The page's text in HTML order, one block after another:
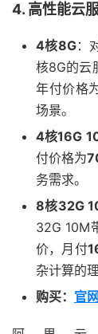
4. 高性能云
4核8G：
核8G的云
年付价格
场景。
4核16G
付价格为
务需求。
8核32G
32G 10M
价，月付
杂计算的
购买： 官